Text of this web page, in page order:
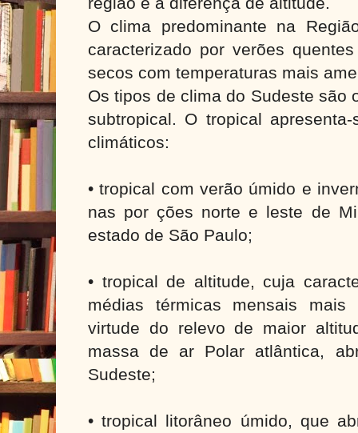
O clima predominante na
caracterizado por verões
secos com temperaturas mais
Os tipos de clima do Sudeste são
subtropical. O tropical
climáticos:
• tropical com verão úmido e
nas por ções norte e leste de
estado de São Paulo;
• tropical de altitude, cuja
médias térmicas mensais
virtude do relevo de maior
massa de ar Polar atlântica,
Sudeste;
• tropical litorâneo úmido, que